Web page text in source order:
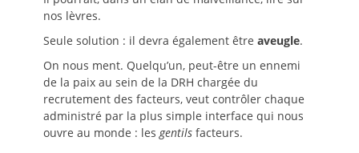
nos lèvres.
Seule solution : il devra également être aveugle.
On nous ment. Quelqu’un, peut-être un ennemi
de la paix au sein de la DRH chargée du
recrutement des facteurs, veut contrôler chaque
administré par la plus simple interface qui nous
ouvre au monde : lesgentils facteurs.